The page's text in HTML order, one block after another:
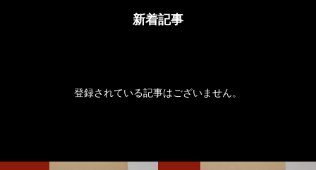
新着記事
登録されている記事はございません。